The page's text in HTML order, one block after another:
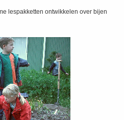
lespakketten ontwikkelen over bijen